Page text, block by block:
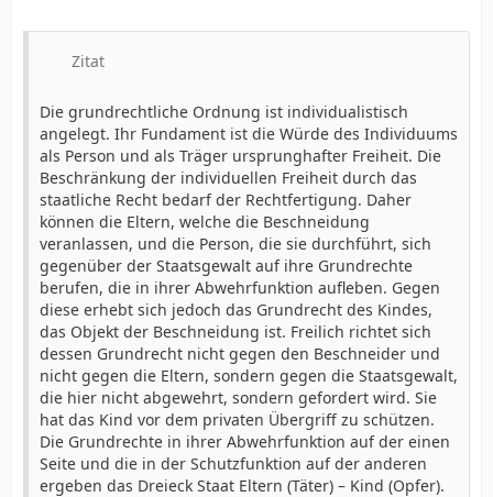
Zitat
Die grundrechtliche Ordnung ist individualistisch
angelegt. Ihr Fundament ist die Würde des Individuums
als Person und als Träger ursprunghafter Freiheit. Die
Beschränkung der individuellen Freiheit durch das
staatliche Recht bedarf der Rechtfertigung. Daher
können die Eltern, welche die Beschneidung
veranlassen, und die Person, die sie durchführt, sich
gegenüber der Staatsgewalt auf ihre Grundrechte
berufen, die in ihrer Abwehrfunktion aufleben. Gegen
diese erhebt sich jedoch das Grundrecht des Kindes,
das Objekt der Beschneidung ist. Freilich richtet sich
dessen Grundrecht nicht gegen den Beschneider und
nicht gegen die Eltern, sondern gegen die Staatsgewalt,
die hier nicht abgewehrt, sondern gefordert wird. Sie
hat das Kind vor dem privaten Übergriff zu schützen.
Die Grundrechte in ihrer Abwehrfunktion auf der einen
Seite und die in der Schutzfunktion auf der anderen
ergeben das Dreieck Staat Eltern (Täter) – Kind (Opfer).